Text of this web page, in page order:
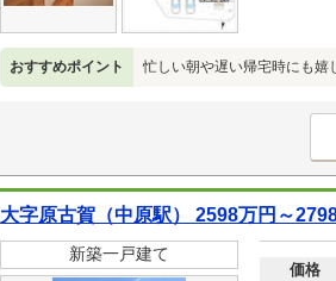
おすすめポイント 忙しい朝や遅い帰宅時にも
大字原古賀（中原駅） 2598万円～
新築一戸建て
価格